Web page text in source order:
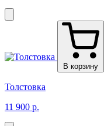
В корзину
Толстовка
11 900 р.